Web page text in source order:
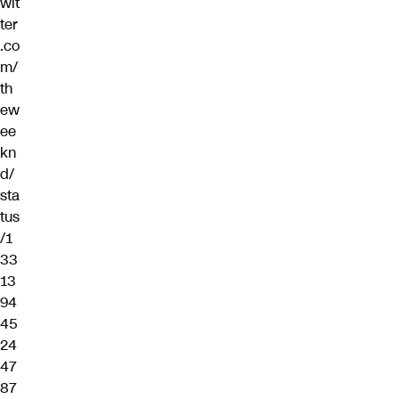
ter
.co
m/
th
ew
ee
kn
d/
sta
tus
/1
33
13
94
45
24
47
87